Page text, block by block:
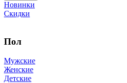
Новинки
Скидки
Пол
Мужские
Женские
Детские